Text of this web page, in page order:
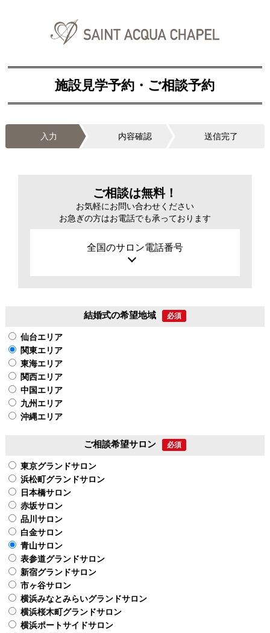
施設見学予約・ご相談予約
入力 内容確認 送信完了
ご相談は無料！
お気軽にお問い合わせください
お急ぎの方はお電話でも承っております
全国のサロン電話番号
結婚式の希望地域 必須
仙台エリア
関東エリア
東海エリア
関西エリア
中国エリア
九州エリア
沖縄エリア
ご相談希望サロン 必須
東京グランドサロン
浜松町グランドサロン
日本橋サロン
赤坂サロン
品川サロン
白金サロン
青山サロン
表参道グランドサロン
新宿グランドサロン
市ヶ谷サロン
横浜みなとみらいグランドサロン
横浜桜木町グランドサロン
横浜ポートサイドサロン